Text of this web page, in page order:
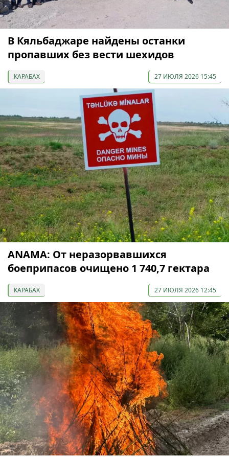
В Кяльбаджаре найдены останки
пропавших без вести шехидов
КАРАБАХ 27 ИЮЛЯ 2026 15:45
ANAMA: От неразорвавшихся
боеприпасов очищено 1 740,7 гектара
КАРАБАХ 27 ИЮЛЯ 2026 12:45